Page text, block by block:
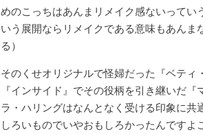
めのこっちはあんまリメイク感ないってい
いう展開ならリメイクである意味もあん
る）
そのくせオリジナルで怪婦だった『ベテ
『インサイド』でその役柄を引き継いだ
ラ・ハリングはなんとなく受ける印象に
しろいものでいやおもしろかったんですよ